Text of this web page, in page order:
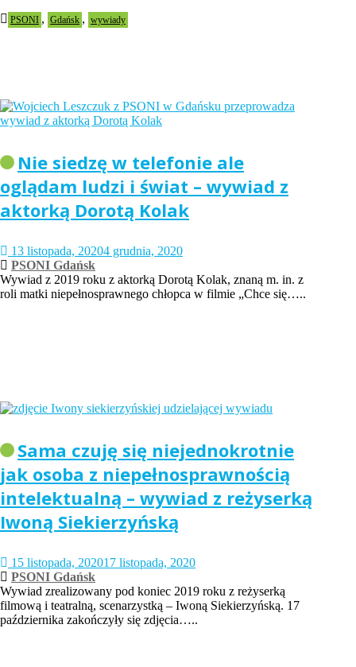
PSONI , Gdańsk , wywiady
Nie siedzę w telefonie ale
oglądam ludzi i świat – wywiad z
aktorką Dorotą Kolak
13 listopada, 20204 grudnia, 2020
PSONI Gdańsk
Wywiad z 2019 roku z aktorką Dorotą Kolak, znaną m. in. z
roli matki niepełnosprawnego chłopca w filmie „Chce się…..
Sama czuję się niejednokrotnie
jak osoba z niepełnosprawnością
intelektualną – wywiad z reżyserką
Iwoną Siekierzyńską
15 listopada, 202017 listopada, 2020
PSONI Gdańsk
Wywiad zrealizowany pod koniec 2019 roku z reżyserką
filmową i teatralną, scenarzystką – Iwoną Siekierzyńską. 17
października zakończyły się zdjęcia…..